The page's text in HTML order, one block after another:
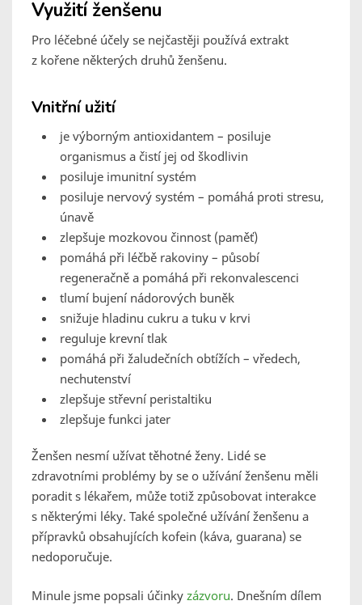
Využití ženšenu
Pro léčebné účely se nejčastěji používá extrakt
z kořene některých druhů ženšenu.
Vnitřní užití
je výborným antioxidantem – posiluje
organismus a čistí jej od škodlivin
posiluje imunitní systém
posiluje nervový systém – pomáhá proti stresu,
únavě
zlepšuje mozkovou činnost (paměť)
pomáhá při léčbě rakoviny – působí
regeneračně a pomáhá při rekonvalescenci
tlumí bujení nádorových buněk
snižuje hladinu cukru a tuku v krvi
reguluje krevní tlak
pomáhá při žaludečních obtížích – vředech,
nechutenství
zlepšuje střevní peristaltiku
zlepšuje funkci jater
Ženšen nesmí užívat těhotné ženy. Lidé se
zdravotními problémy by se o užívání ženšenu měli
poradit s lékařem, může totiž způsobovat interakce
s některými léky. Také společné užívání ženšenu a
přípravků obsahujících kofein (káva, guarana) se
nedoporučuje.
Minule jsme popsali účinky zázvoru. Dnešním dílem